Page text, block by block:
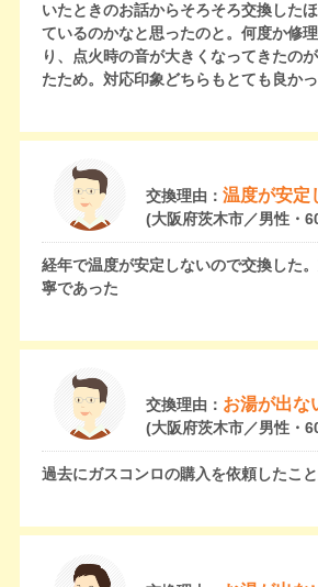
いたときのお話からそろそろ交換した
ているのかなと思ったのと。何度か修
り、点火時の音が大きくなってきたの
たため。対応印象どちらもとても良かっ
交換理由： 温度が安定
(大阪府茨木市／男性・
経年で温度が安定しないので交換した
寧であった
交換理由： お湯が出な
(大阪府茨木市／男性・
過去にガスコンロの購入を依頼したこ